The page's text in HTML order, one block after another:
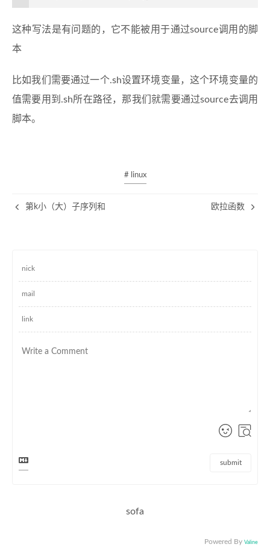
这种写法是有问题的，它不能被用于通过source调用的脚
本
比如我们需要通过一个.sh设置环境变量，这个环境变量的
值需要用到.sh所在路径，那我们就需要通过source去调用
脚本。
# linux
第k小（大）子序列和 欧拉函数
submit
sofa
Powered By Valine